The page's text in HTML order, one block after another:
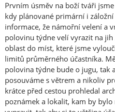
Prvním úsměv na boží tváři
kdy plánované primární i
informace, že námořní velení a
polovinu týdne velí vyrazit na
oblast do míst, které jsme
limitů průměrného účastníka.
polovina týdne bude o jugu, tak
posouváme s větrem a nikoliv
krátce před cestou prohledal
poznámek a lokalit, kam by